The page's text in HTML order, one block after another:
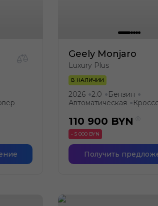
Geely Monjaro
Luxury Plus
В НАЛИЧИИ
2026 ●2.0 ● Бензин ●
Автоматическая ●
110 900 BYN
- 5 000 BYN
Получить